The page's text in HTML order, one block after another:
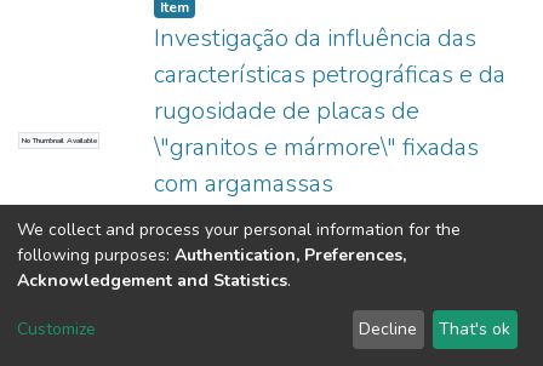
No Thumbnail Available
Item
Investigação da influência das
características petrográficas e da
rugosidade de placas de
\"granitos e mármore\" fixadas
com argamassas
Biblioteca Digital de Teses e Dissertações
da USP,2017-11-15)Nogami, Lizandra
DSpace software copyright © 2002-2026 LYRASIS
Send Feedback
We collect and process your personal information for the
following purposes: Authentication, Preferences,
Acknowledgement and Statistics.
Customize Decline That's ok